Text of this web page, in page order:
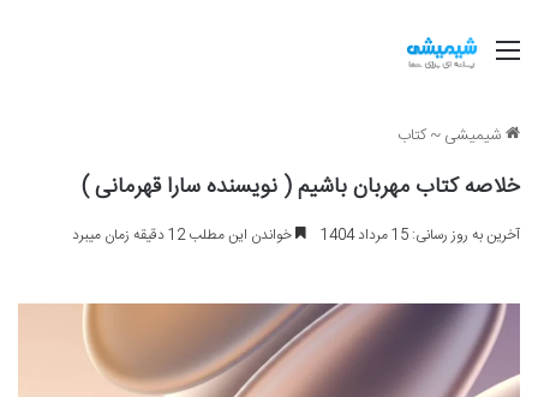
منو
شیمیشی~کتاب
خلاصه کتاب مهربان باشیم ( نویسنده سارا قهرمانی )
آخرین به روز رسانی: 15 مرداد 1404 خواندن این مطلب 12 دقیقه زمان میبرد